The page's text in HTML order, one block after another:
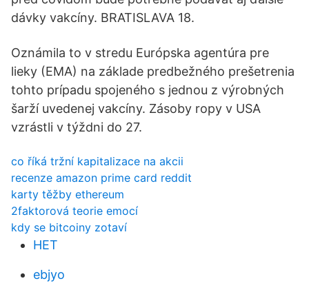
dávky vakcíny. BRATISLAVA 18.
Oznámila to v stredu Európska agentúra pre
lieky (EMA) na základe predbežného prešetrenia
tohto prípadu spojeného s jednou z výrobných
šarží uvedenej vakcíny. Zásoby ropy v USA
vzrástli v týždni do 27.
co říká tržní kapitalizace na akcii
recenze amazon prime card reddit
karty těžby ethereum
2faktorová teorie emocí
kdy se bitcoiny zotaví
HET
ebjyo